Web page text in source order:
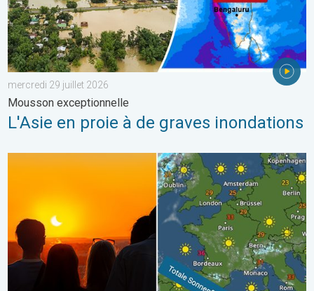
mercredi 29 juillet 2026
Mousson exceptionnelle
L'Asie en proie à de graves inondations
Où observer l'éclipse solaire mercredi ?. À noter dans